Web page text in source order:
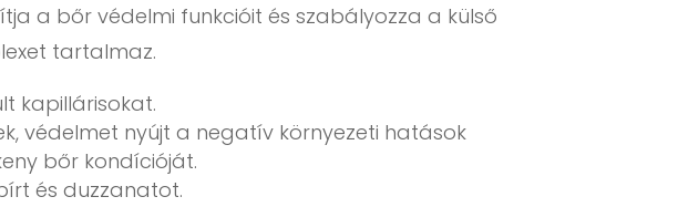
a bőr védelmi funkcióit és szabályozza a külső
tartalmaz.
kapillárisokat.
védelmet nyújt a negatív környezeti hatások
bőr kondícióját.
és duzzanatot.